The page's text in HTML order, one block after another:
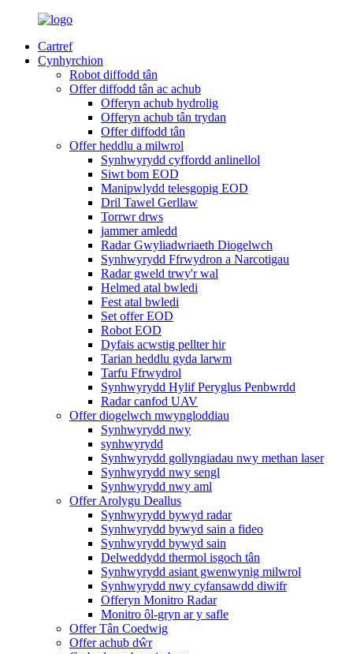
Cartref
Cynhyrchion
Robot diffodd tân
Offer diffodd tân ac achub
Offeryn achub hydrolig
Offeryn achub tân trydan
Offer diffodd tân
Offer heddlu a milwrol
Synhwyrydd cyffordd anlinellol
Siwt bom EOD
Manipwlydd telesgopig EOD
Dril Tawel Gerllaw
Torrwr drws
jammer amledd
Radar Gwyliadwriaeth Diogelwch
Synhwyrydd Ffrwydron a Narcotigau
Radar gweld trwy'r wal
Helmed atal bwledi
Fest atal bwledi
Set offer EOD
Robot EOD
Dyfais acwstig pellter hir
Tarian heddlu gyda larwm
Tarfu Ffrwydrol
Synhwyrydd Hylif Peryglus Penbwrdd
Radar canfod UAV
Offer diogelwch mwyngloddiau
Synhwyrydd nwy
synhwyrydd
Synhwyrydd gollyngiadau nwy methan laser
Synhwyrydd nwy sengl
Synhwyrydd nwy aml
Offer Arolygu Deallus
Synhwyrydd bywyd radar
Synhwyrydd bywyd sain a fideo
Synhwyrydd bywyd sain
Delweddydd thermol isgoch tân
Synhwyrydd asiant gwenwynig milwrol
Synhwyrydd nwy cyfansawdd diwifr
Offeryn Monitro Radar
Monitro ôl-gryn ar y safle
Offer Tân Coedwig
Offer achub dŵr